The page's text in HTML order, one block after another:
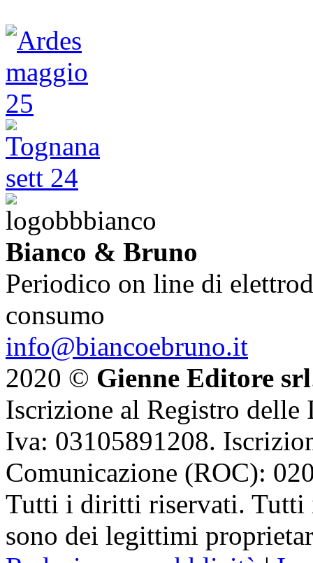
Bianco & Bruno
Periodico on line di
consumo
info@biancoebruno.it
2020 © Gienne Editore srl
Iscrizione al Registro delle
Iva: 03105891208.
Comunicazione (ROC):
Tutti i diritti riservati. Tutti
sono dei legittimi